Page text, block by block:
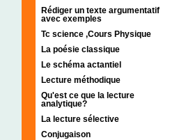
Rédiger un texte argumentatif
avec exemples
Tc science ,Cours Physique
La poésie classique
Le schéma actantiel
Lecture méthodique
Qu'est ce que la lecture
analytique?
La lecture sélective
Conjugaison